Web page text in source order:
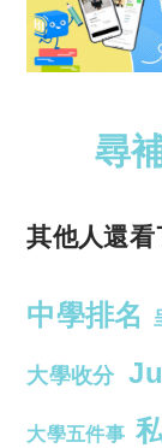
尋
其他人還
中學排名
大學收分
大學五件事